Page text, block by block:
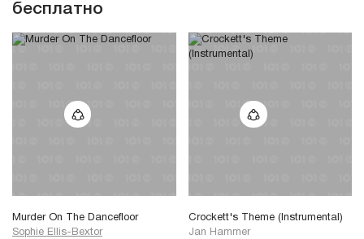
бесплатно
Murder On The Dancefloor
Sophie Ellis-Bextor
Crockett's Theme (Instrumental)
Jan Hammer